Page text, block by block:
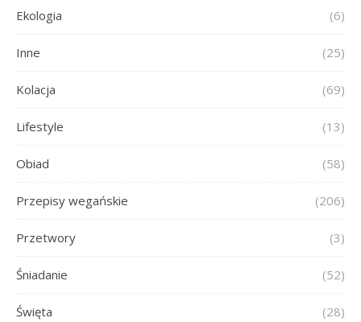
Ekologia (6)
Inne (25)
Kolacja (69)
Lifestyle (13)
Obiad (58)
Przepisy wegańskie (206)
Przetwory (3)
Śniadanie (52)
Święta (28)